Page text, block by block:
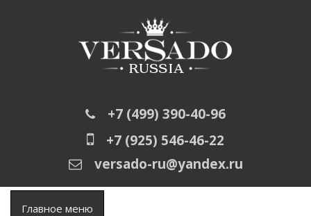
+7 (499) 390-40-96
+7 (925) 546-46-22
versado-ru@yandex.ru
Главное меню